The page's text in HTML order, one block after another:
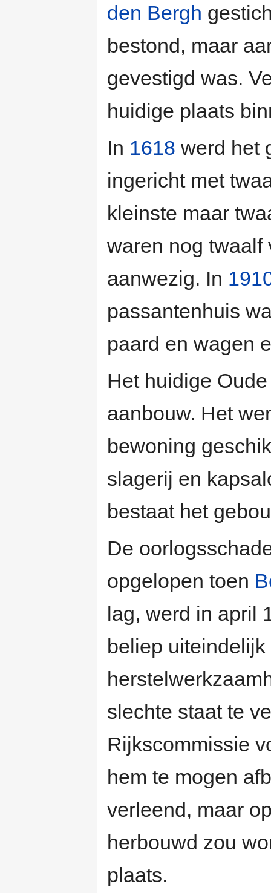
den Bergh
bestond, maar
gevestigd was.
huidige plaats
In 1618 werd het
ingericht met
kleinste maar
waren nog twaalf
aanwezig. In
passantenhuis
paard en wagen
Het huidige
aanbouw. Het
bewoning
slagerij en
bestaat het
De
opgelopen toen
lag, werd in april
beliep uiteindelijk
slechte staat te
Rijkscommissie
hem te mogen
verleend, maar
herbouwd zou
plaats.